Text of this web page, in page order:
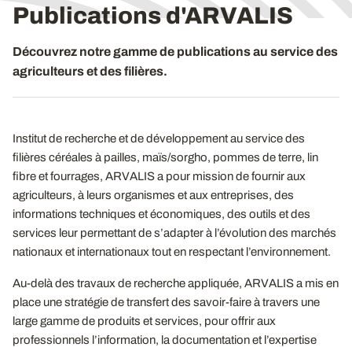
Publications d'ARVALIS
Découvrez notre gamme de publications au service des
agriculteurs et des filières.
Institut de recherche et de développement au service des
filières céréales à pailles, maïs/sorgho, pommes de terre, lin
fibre et fourrages, ARVALIS a pour mission de fournir aux
agriculteurs, à leurs organismes et aux entreprises, des
informations techniques et économiques, des outils et des
services leur permettant de s’adapter à l’évolution des marchés
nationaux et internationaux tout en respectant l’environnement.
Au-delà des travaux de recherche appliquée, ARVALIS a mis en
place une stratégie de transfert des savoir-faire à travers une
large gamme de produits et services, pour offrir aux
professionnels l’information, la documentation et l’expertise